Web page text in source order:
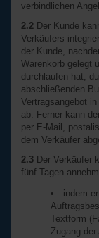
verbindlichen
2.2 Der Kunde
Verkäufers
der Kunde,
Warenkorb gelegt
durchlaufen hat,
abschließenden
Vertragsangebot
ab. Ferner kann
per E-Mail,
dem Verkäufer
2.3 Der Verkäufer
fünf Tagen
indem
Textform
Zugang